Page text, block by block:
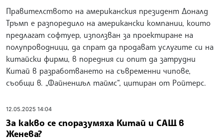
Правителството на американския президент Доналд
Тръмп е разпоредило на американски компании, които
предлагат софтуер, използван за проектиране на
полупроводници, да спрат да продават услугите си на
китайски фирми, в поредния си опит да затрудни
Китай в разработването на съвременни чипове,
съобщи в. „Файненшъл таймс“, цитиран от Ройтерс.
12.05.2025 14:04
За какво се споразумяха Китай и САЩ в
Женева?